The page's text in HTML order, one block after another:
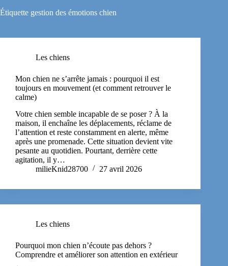
Étiquette gestion des émotions chien
Les chiens
Mon chien ne s’arrête jamais : pourquoi il est
toujours en mouvement (et comment retrouver le
calme)
Votre chien semble incapable de se poser ? À la
maison, il enchaîne les déplacements, réclame de
l’attention et reste constamment en alerte, même
après une promenade. Cette situation devient vite
pesante au quotidien. Pourtant, derrière cette
agitation, il y…
milieKnid28700
27 avril 2026
Les chiens
Pourquoi mon chien n’écoute pas dehors ?
Comprendre et améliorer son attention en extérieur